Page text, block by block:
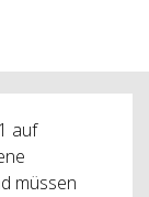
auf
müssen